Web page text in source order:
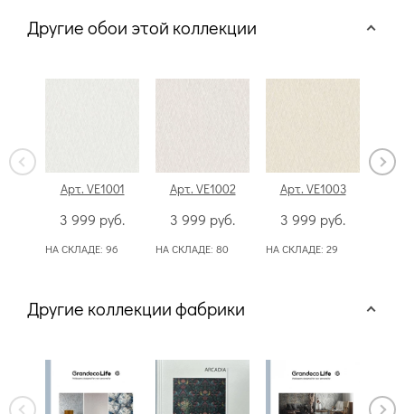
Другие обои этой коллекции
Арт. VE1001
3 999 руб.
НА СКЛАДЕ: 96
Арт. VE1002
3 999 руб.
НА СКЛАДЕ: 80
Арт. VE1003
3 999 руб.
НА СКЛАДЕ: 29
Другие коллекции фабрики